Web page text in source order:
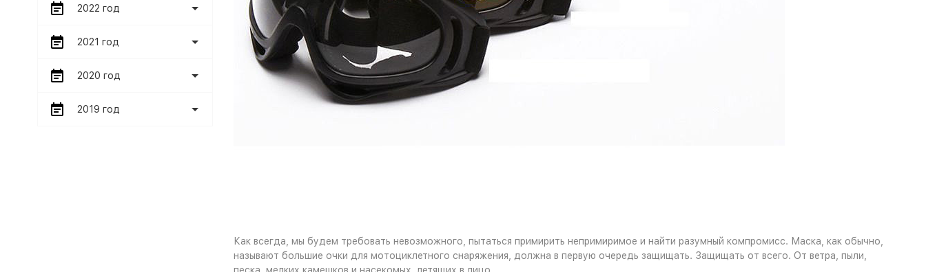
Как всегда, мы будем требовать невозможного, пытаться примирить непримиримое и найти разумный компромисс. Маска, как обычно,
называют большие очки для мотоциклетного снаряжения, должна в первую очередь защищать. Защищать от всего. От ветра, пыли,
2022 год
2021 год
2020 год
2019 год